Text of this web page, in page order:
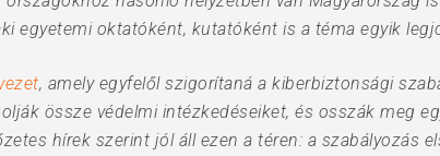
egyetemi oktatóként, kutatóként is a téma egyik
, amely egyfelől szigorítaná a kiberbiztonsági
össze védelmi intézkedéseiket, és osszák meg
hírek szerint jól áll ezen a téren: a szabályozás